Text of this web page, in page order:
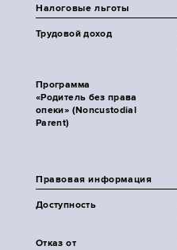
Налоговые льготы
Трудовой доход
Программа
«Родитель без права
опеки» (Noncustodial
Parent)
Правовая информация
Доступность
Отказ от